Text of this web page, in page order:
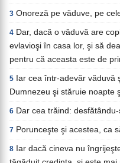
3 Onoreză pe văduve, pe
4 Dar, dacă o văduvă are
evlavioşi în casa lor, şi să
pentru că aceasta este de
5 Iar cea într-adevăr văduvă
Dumnezeu şi stăruie noapte
6 Dar cea trăind:
7 Porunceşte şi acestea, ca
8 Iar dacă cineva nu